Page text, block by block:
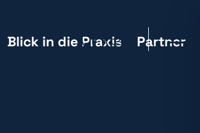
Blick in die Praxis Partner